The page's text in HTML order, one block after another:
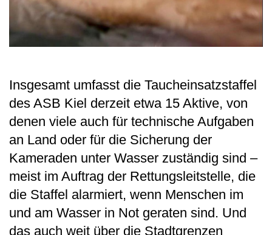
Insgesamt umfasst die Taucheinsatzstaffel
des ASB Kiel derzeit etwa 15 Aktive, von
denen viele auch für technische Aufgaben
an Land oder für die Sicherung der
Kameraden unter Wasser zuständig sind –
meist im Auftrag der Rettungsleitstelle, die
die Staffel alarmiert, wenn Menschen im
und am Wasser in Not geraten sind. Und
das auch weit über die Stadtgrenzen